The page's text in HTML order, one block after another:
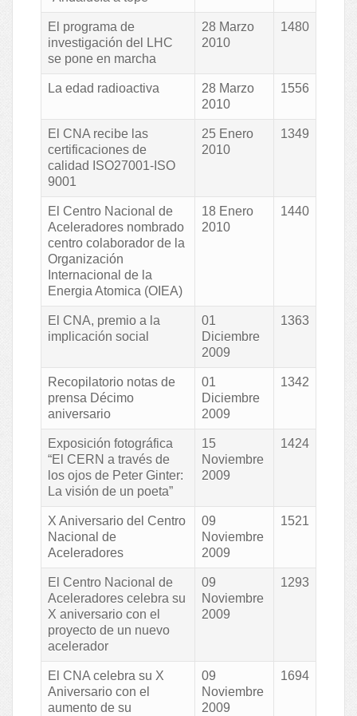
El programa de
investigación del LHC
se pone en marcha
28 Marzo
2010
1480
La edad radioactiva
28 Marzo
2010
1556
El CNA recibe las
certificaciones de
calidad ISO27001-ISO
9001
25 Enero
2010
1349
El Centro Nacional de
Aceleradores nombrado
centro colaborador de la
Organización
Internacional de la
Energia Atomica (OIEA)
18 Enero
2010
1440
El CNA, premio a la
implicación social
01
Diciembre
2009
1363
Recopilatorio notas de
prensa Décimo
aniversario
01
Diciembre
2009
1342
Exposición fotográfica
“El CERN a través de
los ojos de Peter Ginter:
La visión de un poeta”
15
Noviembre
2009
1424
X Aniversario del Centro
Nacional de
Aceleradores
09
Noviembre
2009
1521
El Centro Nacional de
Aceleradores celebra su
X aniversario con el
proyecto de un nuevo
acelerador
09
Noviembre
2009
1293
El CNA celebra su X
Aniversario con el
aumento de su
09
Noviembre
2009
1694